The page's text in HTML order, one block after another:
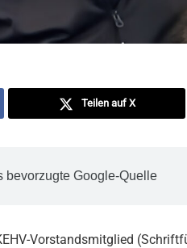
Teilen auf X
bevorzugte Google-Quelle
Vorstandsmitglied